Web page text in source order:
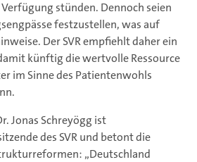
stünden. Dennoch seien
festzustellen, was auf
Der SVR empfiehlt daher ein
künftig die wertvolle Ressource
im Sinne des Patientenwohls
Jonas Schreyögg ist
des SVR und betont die
„Deutschland